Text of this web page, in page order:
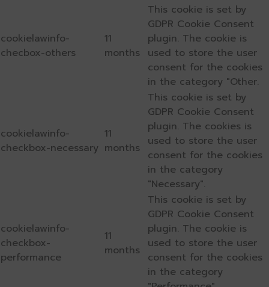
cookielawinfo-
checbox-others
11
months
This cookie is set by
GDPR Cookie Consent
plugin. The cookie is
used to store the user
consent for the cookies
in the category "Other.
cookielawinfo-
checkbox-necessary
11
months
This cookie is set by
GDPR Cookie Consent
plugin. The cookies is
used to store the user
consent for the cookies
in the category
"Necessary".
cookielawinfo-
checkbox-
performance
11
months
This cookie is set by
GDPR Cookie Consent
plugin. The cookie is
used to store the user
consent for the cookies
in the category